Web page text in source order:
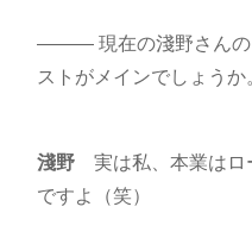
――― 現在の淺野さんの
ストがメインでしょうか。
淺野実は私、本業はロ
ですよ（笑）